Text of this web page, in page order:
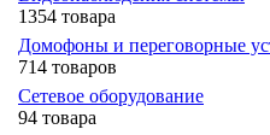
1354 товара
Домофоны и переговорные
714 товаров
Сетевое оборудование
94 товара